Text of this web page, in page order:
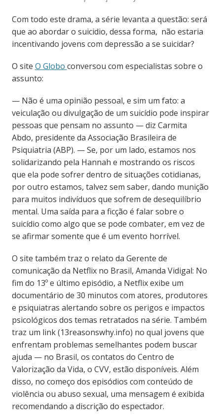
Com todo este drama, a série levanta a questão: será
que ao abordar o suicidio, dessa forma, não estaria
incentivando jovens com depressão a se suicidar?
O site O Globo conversou com especialistas sobre o
assunto:
— Não é uma opinião pessoal, e sim um fato: a
veiculação ou divulgação de um suicídio pode inspirar
pessoas que pensam no assunto — diz Carmita
Abdo, presidente da Associação Brasileira de
Psiquiatria (ABP). — Se, por um lado, estamos nos
solidarizando pela Hannah e mostrando os riscos
que ela pode sofrer dentro de situações cotidianas,
por outro estamos, talvez sem saber, dando munição
para muitos indivíduos que sofrem de desequilíbrio
mental. Uma saída para a ficção é falar sobre o
suicídio como algo que se pode combater, em vez de
se afirmar somente que é um evento horrível.
O site também traz o relato da Gerente de
comunicação da Netflix no Brasil, Amanda Vidigal: No
fim do 13º e último episódio, a Netflix exibe um
documentário de 30 minutos com atores, produtores
e psiquiatras alertando sobre os perigos e impactos
psicológicos dos temas retratados na série. Também
traz um link (13reasonswhy.info) no qual jovens que
enfrentam problemas semelhantes podem buscar
ajuda — no Brasil, os contatos do Centro de
Valorização da Vida, o CVV, estão disponíveis. Além
disso, no começo dos episódios com conteúdo de
violência ou abuso sexual, uma mensagem é exibida
recomendando a discrição do espectador.